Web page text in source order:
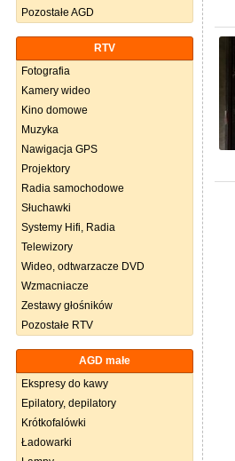
Pozostałe AGD
RTV
Fotografia
Kamery wideo
Kino domowe
Muzyka
Nawigacja GPS
Projektory
Radia samochodowe
Słuchawki
Systemy Hifi, Radia
Telewizory
Wideo, odtwarzacze DVD
Wzmacniacze
Zestawy głośników
Pozostałe RTV
AGD małe
Ekspresy do kawy
Epilatory, depilatory
Krótkofalówki
Ładowarki